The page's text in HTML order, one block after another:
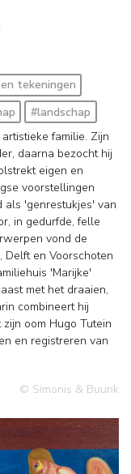
tekeningen
#landschap
familie. Zijn
daarna bezocht hij
eigen en
voorstellingen
als 'genrestukjes' van
in gedurfde, felle
vond de
en Voorschoten
'Marijke'
met het draaien,
combineert hij
oom Hugo Tutein
en registreren van
© Simonis & Buunk